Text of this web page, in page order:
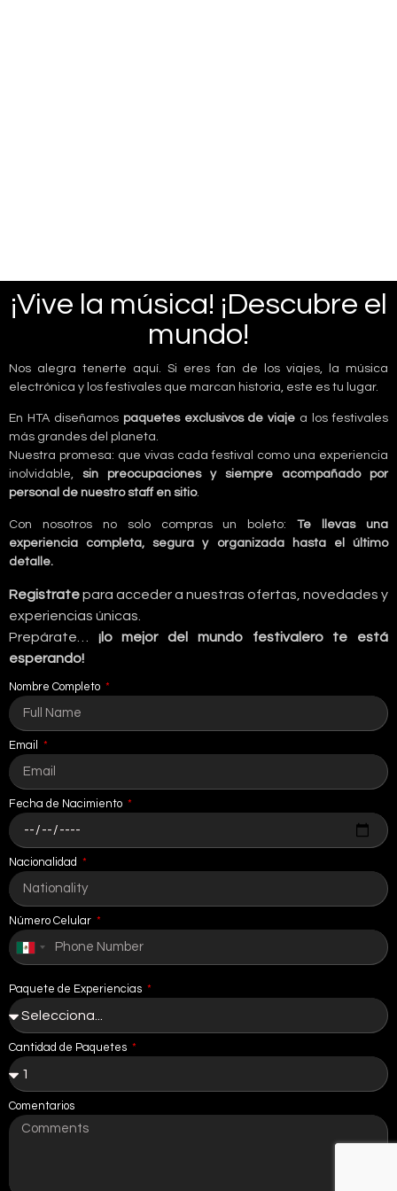
¡Vive la música! ¡Descubre el
mundo!
Nos alegra tenerte aquí. Si eres fan de los viajes, la música
electrónica y los festivales que marcan historia, este es tu lugar.
En HTA diseñamos paquetes exclusivos de viaje a los festivales
más grandes del planeta.
Nuestra promesa: que vivas cada festival como una experiencia
inolvidable, sin preocupaciones y siempre acompañado por
personal de nuestro staff en sitio.
Con nosotros no solo compras un boleto:Te llevas una
experiencia completa, segura y organizada hasta el último
detalle.
Registratepara acceder a nuestras ofertas, novedades y
experiencias únicas.
Prepárate… ¡lo mejor del mundo festivalero te está
esperando!
Nombre Completo
Email
Fecha de Nacimiento
Nacionalidad
Número Celular
Mexico
Paquete de Experiencias
Cantidad de Paquetes
Comentarios